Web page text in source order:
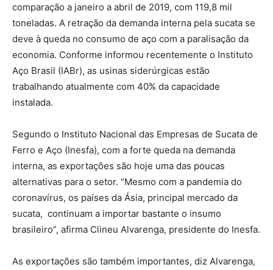
comparação a janeiro a abril de 2019, com 119,8 mil
toneladas. A retração da demanda interna pela sucata se
deve à queda no consumo de aço com a paralisação da
economia. Conforme informou recentemente o Instituto
Aço Brasil (IABr), as usinas siderúrgicas estão
trabalhando atualmente com 40% da capacidade
instalada.
Segundo o Instituto Nacional das Empresas de Sucata de
Ferro e Aço (Inesfa), com a forte queda na demanda
interna, as exportações são hoje uma das poucas
alternativas para o setor. “Mesmo com a pandemia do
coronavírus, os países da Ásia, principal mercado da
sucata, continuam a importar bastante o insumo
brasileiro”, afirma Clineu Alvarenga, presidente do Inesfa.
As exportações são também importantes, diz Alvarenga,